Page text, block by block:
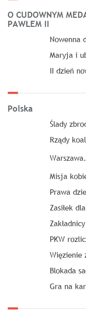
O CUDOWNYM
PAWŁEM II
Nowenna
Maryja i
II dzień
Polska
Ślady
Rządy
Misja
Prawa
Zasiłek
PKW
Więzienie
Blokada
Gra na